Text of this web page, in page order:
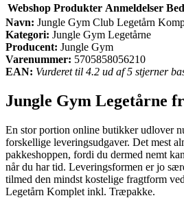
Webshop Produkter Anmeldelser
Navn: Jungle Gym Club Legetårn
Kategori: Jungle Gym Legetårne
Producent: Jungle Gym
Varenummer: 5705858056210
EAN: Vurderet til 4.2 ud af 5 stjerner
Jungle Gym Legetårne
En stor portion online butikker udlover
forskellige leveringsudgaver. Det mest
pakkeshoppen, fordi du dermed nemt
når du har tid. Leveringsformen er jo
tilmed den mindst kostelige fragtform
Legetårn Komplet inkl. Træpakke.